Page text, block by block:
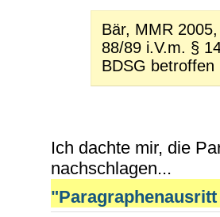
Bär, MMR
88/89 i.V.m. §
BDSG betroffen
Ich dachte mir, die
nachschlagen...